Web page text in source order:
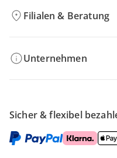
Filialen & Beratung
Unternehmen
Sicher & flexibel